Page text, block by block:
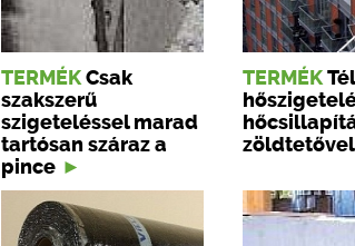
TERMÉK Csak
szakszerű
szigeteléssel marad
tartósan száraz a
pince
TERMÉK
zöldtetővel